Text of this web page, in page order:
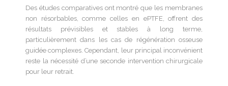
Des études comparatives ont montré que les membranes
non résorbables, comme celles en ePTFE, offrent des
résultats prévisibles et stables à long terme,
particulièrement dans les cas de régénération osseuse
guidée complexes. Cependant, leur principal inconvénient
reste la nécessité d’une seconde intervention chirurgicale
pour leur retrait.